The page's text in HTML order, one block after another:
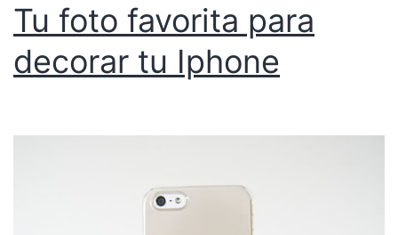
Tu foto favorita para
decorar tu Iphone